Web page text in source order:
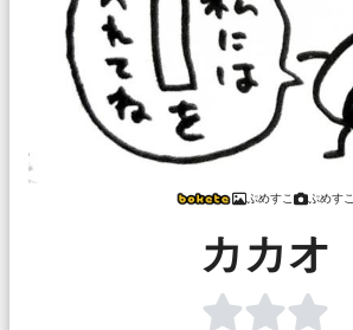
ぷめすこ ぷめすこ
カカオ